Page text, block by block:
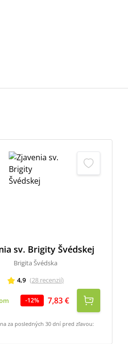
sv. Brigity Švédskej
Brigita Švédska
4,9 (28 recenzií)
-12% 7,83 €
za posledných 30 dní pred zľavou: